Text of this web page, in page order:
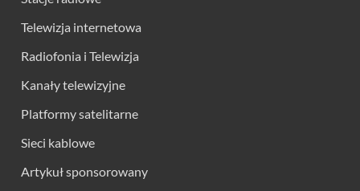
Telewizja internetowa
Radiofonia i Telewizja
Kanały telewizyjne
Platformy satelitarne
Sieci kablowe
Artykuł sponsorowany